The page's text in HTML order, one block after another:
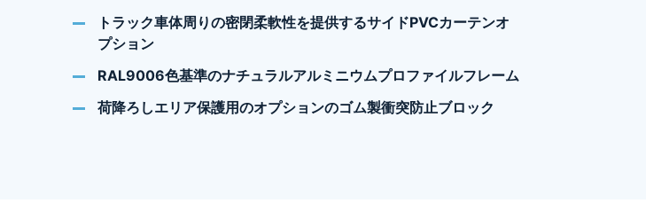
トラック車体周りの密閉柔軟性を提供するサイドPVCカーテンオ
プション
RAL9006色基準のナチュラルアルミニウムプロファイルフレーム
荷降ろしエリア保護用のオプションのゴム製衝突防止ブロック